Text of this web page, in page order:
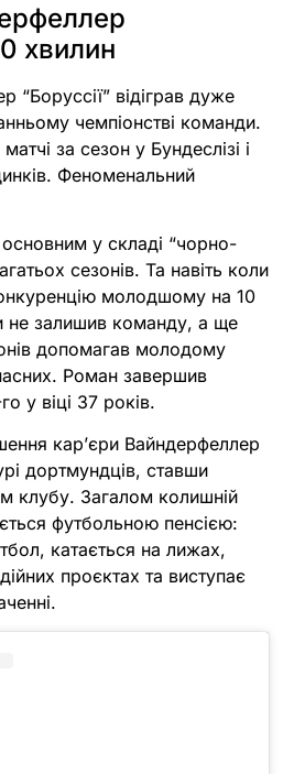
хвилин
“Боруссії” відіграв дуже
чемпіонстві команди.
за сезон у Бундеслізі і
Феноменальний
у складі “чорно-
сезонів. Та навіть коли
молодшому на 10
не залишив команду, а ще
допомагав молодому
Роман завершив
у віці 37 років.
кар’єри Вайндерфеллер
дортмундців, ставши
клубу. Загалом колишній
футбольною пенсією:
катається на лижах,
проєктах та виступає